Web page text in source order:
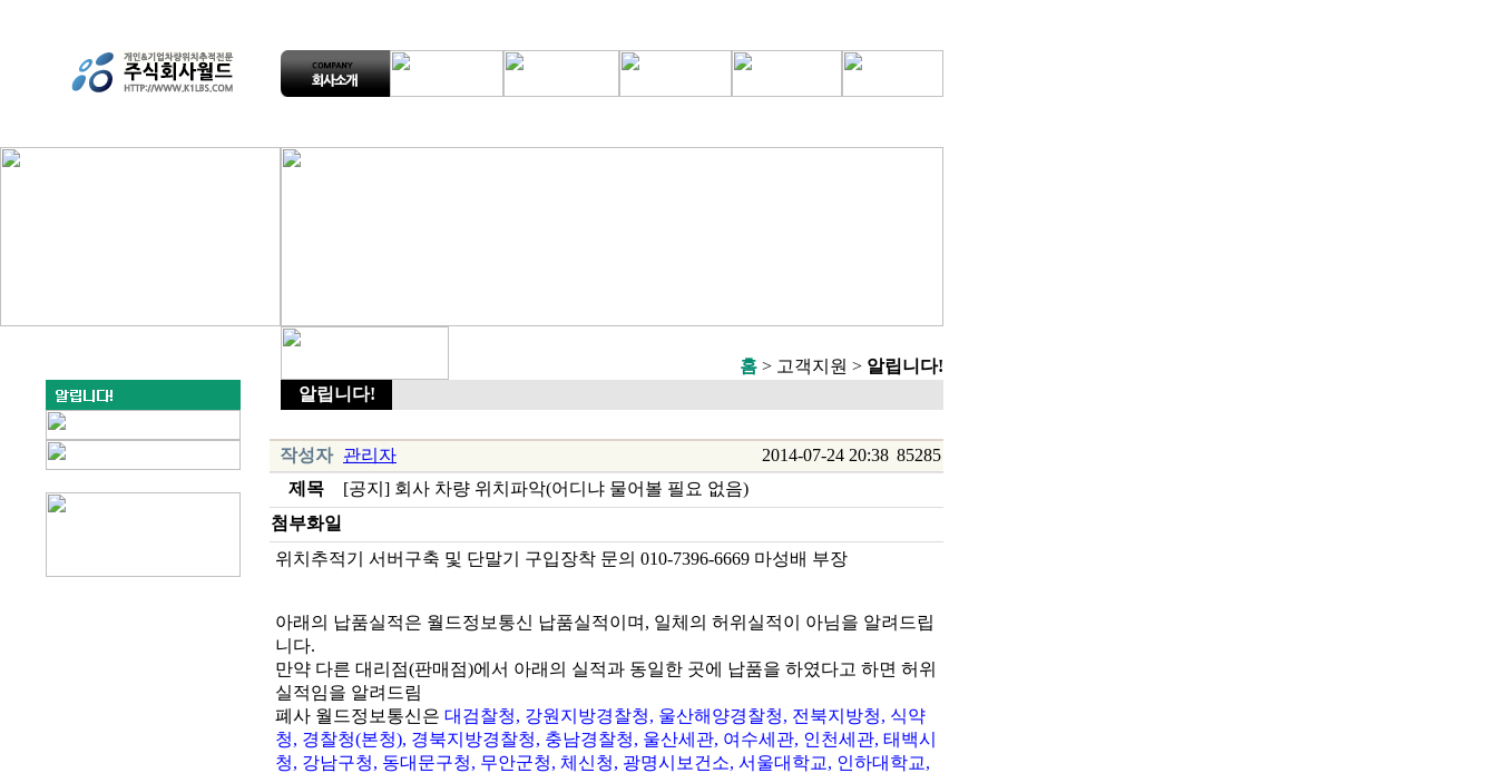
홈 > 고객지원 > 알립니다!
알립니다!
작성자 관리자 2014-07-24 20:38 85285
제목
[공지] 회사 차량 위치파악(어디냐 물어볼 필요 없음)
첨부화일
위치추적기 서버구축 및 단말기 구입장착 문의 010-7396-6669 마성배 부장
아래의 납품실적은 월드정보통신 납품실적이며, 일체의 허위실적이 아님을 알려드립
니다.
만약 다른 대리점(판매점)에서 아래의 실적과 동일한 곳에 납품을 하였다고 하면 허위
실적임을 알려드림
폐사 월드정보통신은 대검찰청, 강원지방경찰청, 울산해양경찰청, 전북지방청, 식약
청, 경찰청(본청), 경북지방경찰청, 충남경찰청, 울산세관, 여수세관, 인천세관, 태백시
청, 강남구청, 동대문구청, 무안군청, 체신청, 광명시보건소, 서울대학교, 인하대학교,